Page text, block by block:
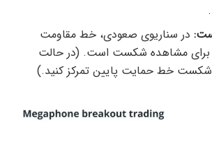
در سناریوی صعودی، خط مقاومت
برای مشاهده شکست است. (در حالت
شکست خط حمایت پایین تمرکز کنید.)